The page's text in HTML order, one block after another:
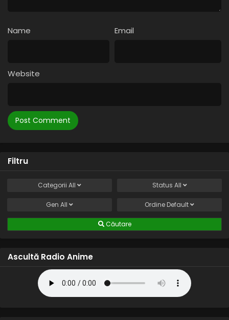
Name Email
Website
Filtru
Categorii All Status All
Gen All Ordine Default
Căutare
Ascultă Radio Anime